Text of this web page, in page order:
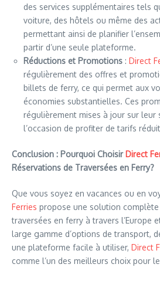
des services supplémentaires tels
voiture, des hôtels ou même des
permettant ainsi de planifier
partir d’une seule plateforme.
Réductions et Promotions : Direct
régulièrement des offres et
billets de ferry, ce qui permet aux
économies substantielles. Ces
régulièrement mises à jour sur leur
l’occasion de profiter de tarifs
Conclusion : Pourquoi Choisir Direct
Réservations de Traversées en Ferry?
Que vous soyez en vacances ou en
Ferries propose une solution
traversées en ferry à travers l’Europe
large gamme d’options de transport,
une plateforme facile à utiliser, Direct
comme l’un des meilleurs choix pour